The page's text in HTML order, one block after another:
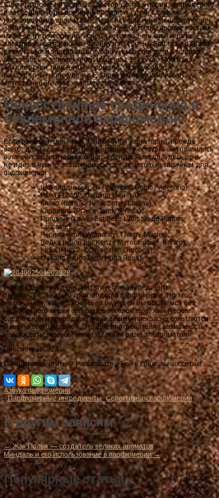
Синтетические ноты дают простор для фантазии парфюмеров,
в последние годы особенно популярны духи с самыми
неожиданными ароматами. Первым необычным и шокирующим
запахом сталOdeur 53от Comme des Garçons. Аромат состоит
из 53 синтетических нот, среди которых есть клей и даже
электрическая лампочка. Французский бренд Etat Libre d’Orange
решил совсем эпатировать публику, выпустив духи Sécrétions
Magnifiques с запахом крови и спермы. Escentric Molecules
создает свои знаменитые ароматы, базирующиеся
на секретной молекуле Iso E Super, которые усиливают
естественный запах человеческого тела.
Искусственные соединения в
современной парфюмерии
Если раньше необычные запахи были характерны, прежде
всего, для селективной парфюмерии, то сегодня они появились
в линейке практически каждого бренда. Правда, здесь речь
не идет о чем-то эпатажном, скорее, просто о нетипичном для
парфюмерии:
Шоколадный крем (Valentino Uomo, Valentino);
Ром (212 VIP, Carolina Herrera);
Какао (Bornéo 1834, Serge Lutens);
Карамель (Prada Candy, Prada);
Пралине (La Vie Est Belle L’Absolu de Parfum,
Lancôme);
Черная икра (Womanity, Thierry Mugler);
Водка (L’Eau par Kenzo Mirror Edition, Kenzo);
Кожа (Man 2, Comme des Garçons);
Металл (Hugo Red, Hugo Boss).
На сегодняшний день синтетические ингредиенты
занимают 80% всего производства парфюмерии. Но это
не означает, что в ближайшем будущем мы останемся без
натурального сырья при создании ароматов. Химические
соединения и природные ингредиенты прекрасно сочетаются
и мирно сосуществуют. Это дает потребителям возможность
наслаждаться необычными и такими разными ароматами.
Просмотров: 824
Понравилась статья? Расскажите о ней в социальных сетях!
Азбука парфюмерии
,Парфюмерные ингредиенты,Селективная парфюмерия
К другим записям
←Жак Польж — создатель великих ароматов
Миндаль и его использование в парфюмерии→
Популярные статьи